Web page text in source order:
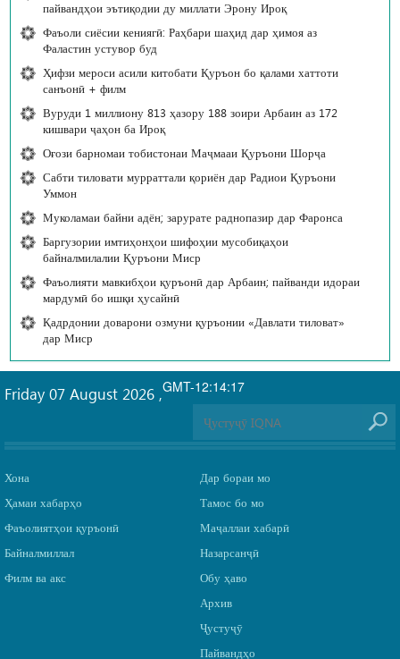
пайвандҳои эътиқодии ду миллати Эрону Ироқ
Фаъоли сиёсии кениягӣ: Раҳбари шаҳид дар ҳимоя аз
Фаластин устувор буд
Ҳифзи мероси асили китобати Қуръон бо қалами хаттоти
санъонӣ + филм
Вуруди 1 миллиону 813 ҳазору 188 зоири Арбаин аз 172
кишвари ҷаҳон ба Ироқ
Оғози барномаи тобистонаи Маҷмааи Қуръони Шорҷа
Сабти тиловати мурраттали қориён дар Радиои Қуръони
Уммон
Муколамаи байни адён; зарурате раднопазир дар Фаронса
Баргузории имтиҳонҳои шифоҳии мусобиқаҳои
байналмилалии Қуръони Миср
Фаъолияти мавкибҳои қуръонӣ дар Арбаин; пайванди идораи
мардумӣ бо ишқи ҳусайнӣ
Қадрдонии доварони озмуни қуръонии «Давлати тиловат»
дар Миср
GMT-12:14:17
Friday 07 August 2026 ,
Хона
Ҳамаи хабарҳо
Фаъолиятҳои қуръонӣ
Байналмиллал
Филм ва акс
Дар бораи мо
Тамос бо мо
Маҷаллаи хабарӣ
Назарсанҷӣ
Обу ҳаво
Архив
Ҷустуҷӯ
Пайвандҳо